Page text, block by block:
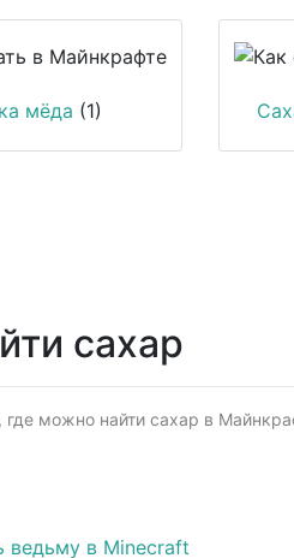
мёда (1)
сахар
где можно найти сахар в